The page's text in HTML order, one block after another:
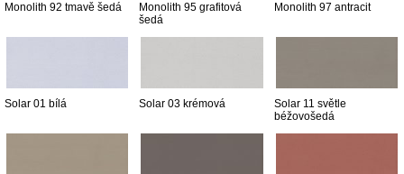
Monolith 92 tmavě šedá
Monolith 95 grafitová
šedá
Monolith 97 antracit
Solar 01 bílá Solar 03 krémová
Solar 11 světle
béžovošedá